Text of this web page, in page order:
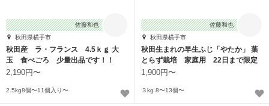
佐藤和也
秋田県横手市
秋田産 ラ・フランス 4.5ｋｇ 大
玉 食べごろ 少量出品です！！
2,190円〜
2.5kg8個〜11個入り〜
佐藤和也
秋田県横手市
秋田生まれの早生ふじ「やたか」 葉
とらず栽培 家庭用 22日まで限定
発売
1,900円〜
３kg 8〜13個〜